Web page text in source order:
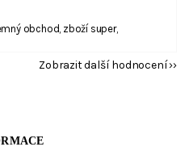
obchod, zboží super,
Zobrazit další hodnocení